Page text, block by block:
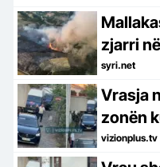
zjarri
tëra
syri.net
Vrasja
zonën
autori
vizionplus.tv